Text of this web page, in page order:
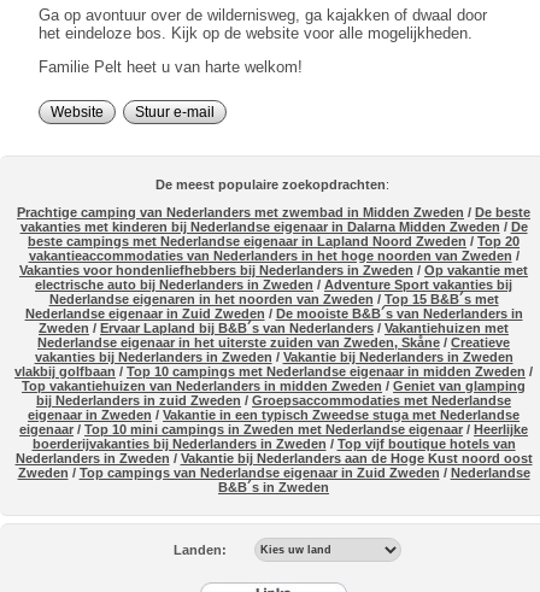
Ga op avontuur over de wildernisweg, ga kajakken of dwaal door
het eindeloze bos. Kijk op de website voor alle mogelijkheden.
Familie Pelt heet u van harte welkom!
Website Stuur e-mail
De meest populaire zoekopdrachten:
Prachtige camping van Nederlanders met zwembad in Midden Zweden /De beste
vakanties met kinderen bij Nederlandse eigenaar in Dalarna Midden Zweden / De
beste campings met Nederlandse eigenaar in Lapland Noord Zweden /Top 20
vakantieaccommodaties van Nederlanders in het hoge noorden van Zweden /
Vakanties voor hondenliefhebbers bij Nederlanders in Zweden /Op vakantie met
electrische auto bij Nederlanders in Zweden /Adventure Sport vakanties bij
Nederlandse eigenaren in het noorden van Zweden / Top 15 B&B´s met
Nederlandse eigenaar in Zuid Zweden / De mooiste B&B´s van Nederlanders in
Zweden /Ervaar Lapland bij B&B´s van Nederlanders /Vakantiehuizen met
Nederlandse eigenaar in het uiterste zuiden van Zweden, Skåne /Creatieve
vakanties bij Nederlanders in Zweden / Vakantie bij Nederlanders in Zweden
vlakbij golfbaan /Top 10 campings met Nederlandse eigenaar in midden Zweden /
Top vakantiehuizen van Nederlanders in midden Zweden /Geniet van glamping
bij Nederlanders in zuid Zweden /Groepsaccommodaties met Nederlandse
eigenaar in Zweden /Vakantie in een typisch Zweedse stuga met Nederlandse
eigenaar /Top 10 mini campings in Zweden met Nederlandse eigenaar /Heerlijke
boerderijvakanties bij Nederlanders in Zweden / Top vijf boutique hotels van
Nederlanders in Zweden / Vakantie bij Nederlanders aan de Hoge Kust noord oost
Zweden / Top campings van Nederlandse eigenaar in Zuid Zweden / Nederlandse
B&B´s in Zweden
Landen: